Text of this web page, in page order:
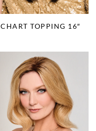
CHART TOPPING 16″